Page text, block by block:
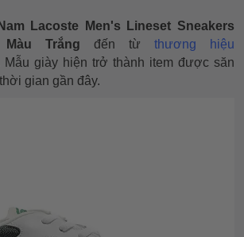
Lacoste Men's Lineset Sneakers
Màu Trắng đến từ thương hiệu
Mẫu giày hiện trở thành item được săn
gian gần đây.